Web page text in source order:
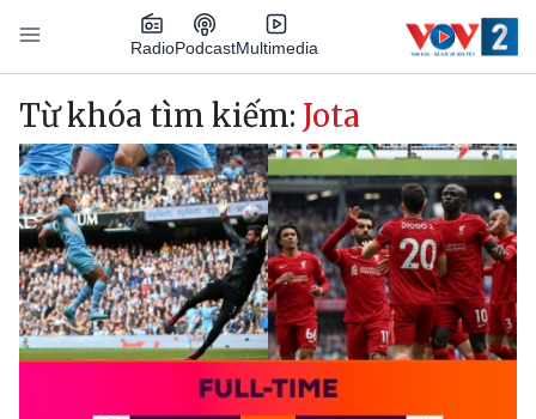
Nhảy đến nội dung
RadioPodcastMultimedia
Main navigation
Từ khóa tìm kiếm: Jota